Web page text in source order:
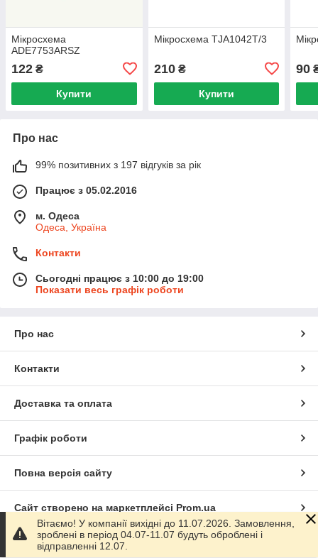
Мікросхема
ADE7753ARSZ
122 ₴
Купити
Мікросхема TJA1042T/3
210₴
Купити
90
Про нас
99% позитивних з 197 відгуків за рік
Працює з 05.02.2016
м. Одеса
Одеса, Україна
Контакти
Сьогодні працює з 10:00 до 19:00
Показати весь графік роботи
Про нас
Контакти
Доставка та оплата
Графік роботи
Повна версія сайту
Сайт створено на маркетплейсі Prom.ua
Політика конфіденційності
Вітаємо! У компанії вихідні до 11.07.2026. Замовлення,
зроблені в період 04.07-11.07 будуть оброблені і
відправленні 12.07.